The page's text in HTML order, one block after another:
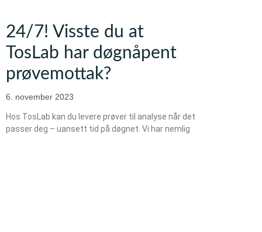
24/7! Visste du at
TosLab har døgnåpent
prøvemottak?
6. november 2023
Hos TosLab kan du levere prøver til analyse når det
passer deg – uansett tid på døgnet. Vi har nemlig